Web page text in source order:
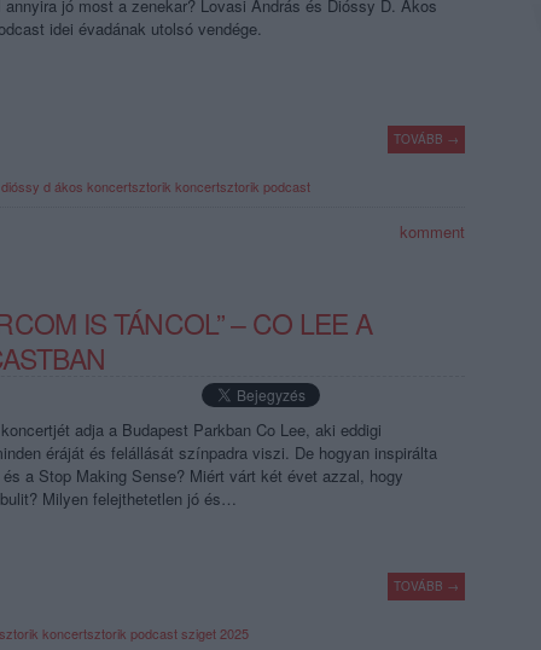
jó most a zenekar? Lovasi András és Dióssy D. Ákos
idei évadának utolsó vendége.
TOVÁBB →
dióssy d ákos koncertsztorik koncertsztorik podcast
komment
IS TÁNCOL” – CO LEE A
adja a Budapest Parkban Co Lee, aki eddigi
éráját és felállását színpadra viszi. De hogyan inspirálta
a Stop Making Sense? Miért várt két évet azzal, hogy
Milyen felejthetetlen jó és…
TOVÁBB →
koncertsztorik podcastsziget 2025